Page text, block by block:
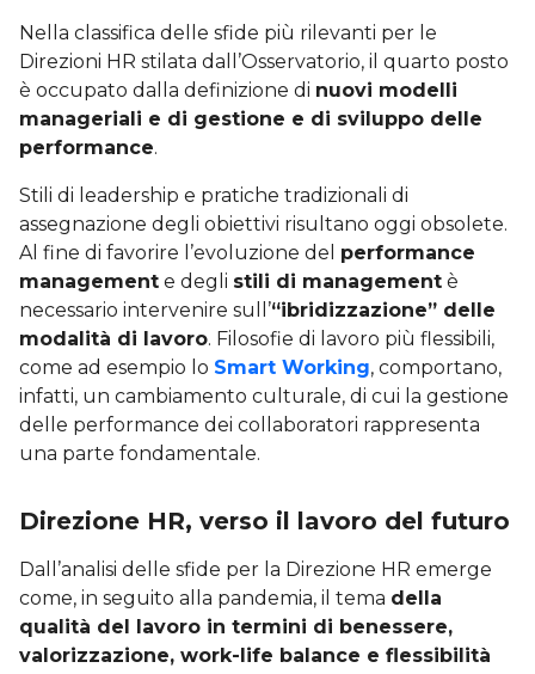
Nella classifica delle sfide più rilevanti per le
Direzioni HR stilata dall’Osservatorio, il quarto posto
è occupato dalla definizione di nuovi modelli
manageriali e di gestione e di sviluppo delle
performance.
Stili di leadership e pratiche tradizionali di
assegnazione degli obiettivi risultano oggi obsolete.
Al fine di favorire l’evoluzione del performance
management e degli stili di management è
necessario intervenire sull’“ibridizzazione” delle
modalità di lavoro. Filosofie di lavoro più flessibili,
come ad esempio lo Smart Working, comportano,
infatti, un cambiamento culturale, di cui la gestione
delle performance dei collaboratori rappresenta
una parte fondamentale.
Direzione HR, verso il lavoro del futuro
Dall’analisi delle sfide per la Direzione HR emerge
come, in seguito alla pandemia, il tema della
qualità del lavoro in termini di benessere,
valorizzazione, work-life balance e flessibilità